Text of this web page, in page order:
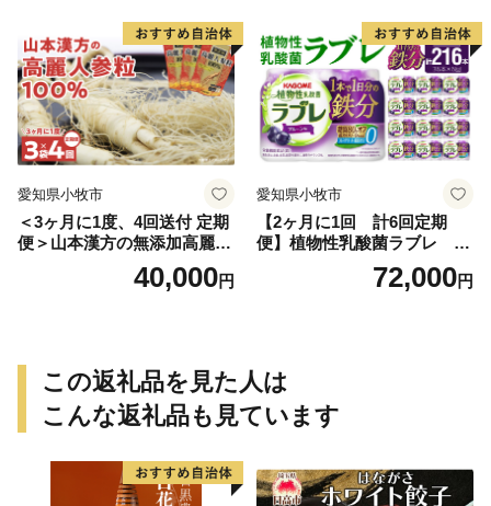
愛知県小牧市
＜3ヶ月に1度、4回送付 定期
便＞山本漢方の無添加高麗人
40,000円
愛知県小牧市
【2ヶ月に1回 計6回定期
便】植物性乳酸菌ラブレ 鉄
分36本（計216本） [052S07-
72,000円
この返礼品を見た人は
こんな返礼品も見ています